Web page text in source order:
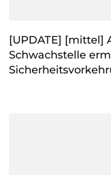
[UPDATE] [mittel]
Schwachstelle